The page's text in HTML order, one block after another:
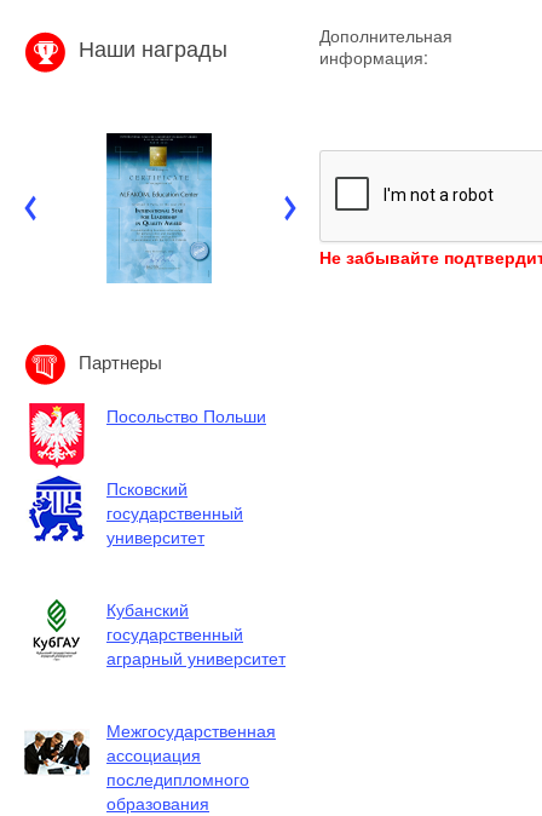
Наши награды
Партнеры
Посольство Польши
Псковский
государственный
университет
Кубанский
государственный
аграрный университет
Межгосударственная
ассоциация
последипломного
образования
Дополнительная
информация:
Не забывайте